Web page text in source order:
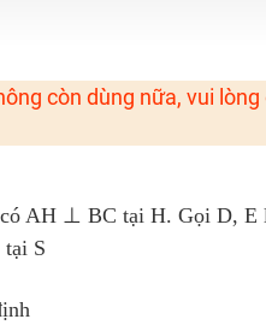
nổi tiếng
toàn bộ khoá học tại Tuyensinh247
13/09/2024
11-15/11)
- Hóa - Văn - Anh năm 2018
vững chắc cho tương lai!
còn dùng nữa, vui
AH ⊥ BC tại H. Gọi D, E
S